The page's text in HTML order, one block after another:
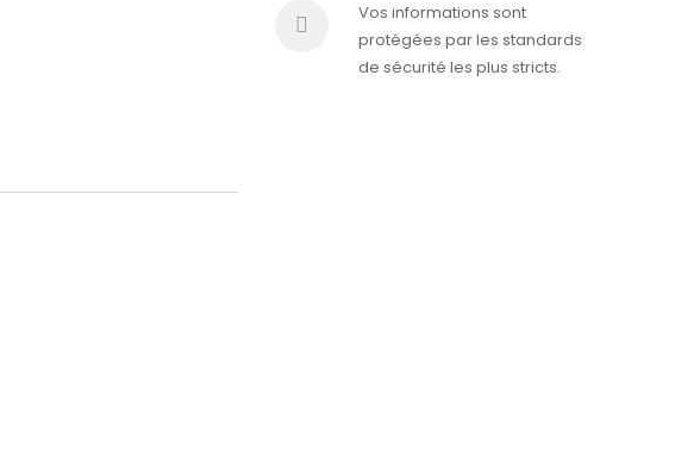
Vos informations sont
protégées par les standards
de sécurité les plus stricts.